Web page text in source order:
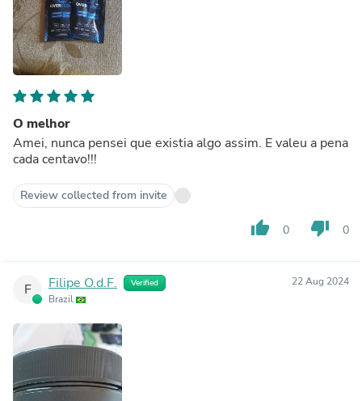
O melhor
Amei, nunca pensei que existia algo assim. E valeu a pena
cada centavo!!!
Review collected from invite
thumb_up 0 thumb_down 0
F Filipe O.d.F. Verified
Brazil
22 Aug 2024